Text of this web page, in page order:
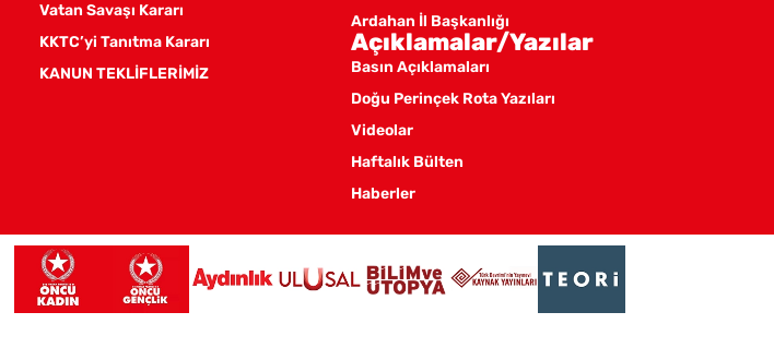
Vatan Savaşı Kararı
KKTC’yi Tanıtma Kararı
KANUN TEKLİFLERİMİZ
Ardahan İl Başkanlığı
Artvin İl Başkanlığı
Bitlis İl Başkanlığı
Açıklamalar/Yazılar
Basın Açıklamaları
Doğu Perinçek Rota Yazıları
Videolar
Haftalık Bülten
Haberler